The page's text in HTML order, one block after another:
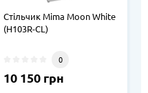
Стільчик Mima Moon White
(H103R-CL)
0
10 150 грн